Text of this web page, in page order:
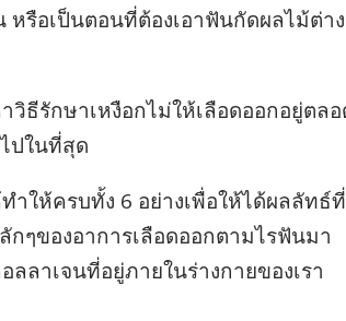
หรือเป็นตอนที่ต้องเอาฟันกัดผลไม้ต่า
ธีรักษาเหงือกไม่ให้เลือดออกอยู่ตล
ปในที่สุด
ำให้ครบทั้ง 6 อย่างเพื่อให้ได้ผลลัทธ์ที่
ๆของอาการเลือดออกตามไรฟันมา
ลาเจนที่อยู่ภายในร่างกายของเรา